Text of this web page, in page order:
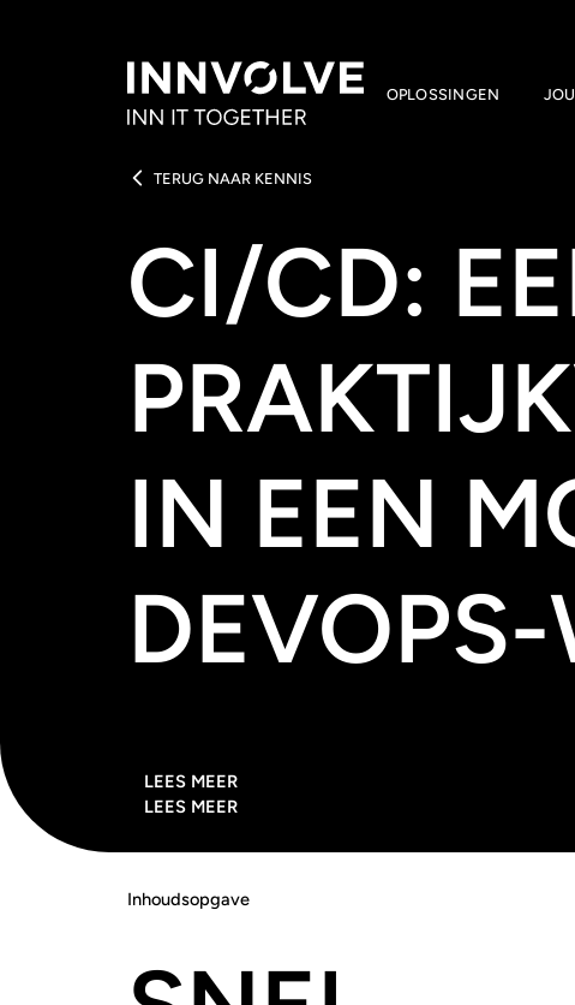
OPLOSSINGEN
TERUG NAAR KENNIS
CI/CD:
IN EEN
LEES MEER
LEES MEER
Inhoudsopgave